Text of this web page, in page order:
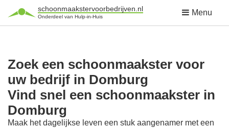
schoonmaakstervoorbedrijven.nl
Onderdeel van Hulp-in-Huis Menu
Zoek een schoonmaakster voor
uw bedrijf in Domburg
Vind snel een schoonmaakster in
Domburg
Maak het dagelijkse leven een stuk aangenamer met een